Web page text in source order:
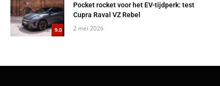
9.0
Pocket rocket voor het EV-tijdperk: test
Cupra Raval VZ Rebel
2 mei 2026